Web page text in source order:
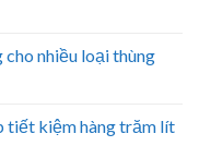
cho nhiều loại thùng
tiết kiệm hàng trăm lít